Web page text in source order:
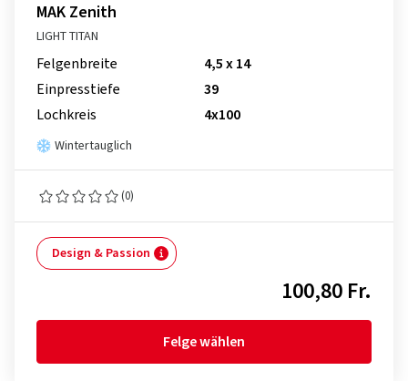
MAK Zenith
LIGHT TITAN
Felgenbreite
4,5 x 14
Einpresstiefe
39
Lochkreis
4x100
Wintertauglich
(0)
Design & Passion
100,80 Fr.
Felge wählen